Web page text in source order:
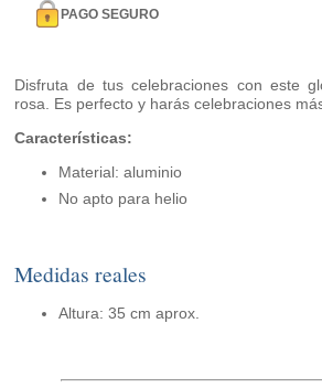
PAGO SEGURO
Disfruta de tus celebraciones con este
rosa. Es perfecto y harás celebraciones
Características:
Material: aluminio
No apto para helio
Medidas reales
Altura: 35 cm aprox.